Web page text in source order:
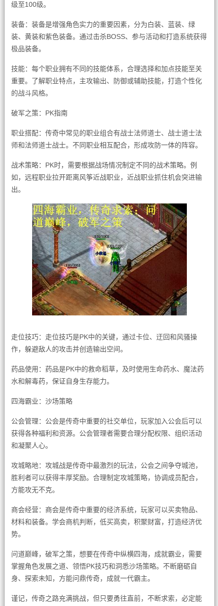
级至100级。
装备：装备是增强角色实力的重要因素，分为白装、蓝装、绿
装、黄装和紫色装备。通过击杀BOSS、参与活动和打造系统获得
极品装备。
技能：每个职业拥有不同的技能体系，合理选择和加点技能至关
重要。了解职业特点，主攻输出、防御或辅助技能，打造个性化
的战斗风格。
破军之策：PK指南
职业搭配：传奇中常见的职业组合有战士法师道士、战士道士法
师和法师道士战士。不同职业相互配合，形成攻防一体的阵容。
战术策略：PK时，需要根据战场情况制定不同的战术策略。例
如，远程职业拉开距离风筝近战职业，近战职业抓住机会突进输
出。
走位技巧：走位技巧是PK中的关键，通过卡位、迂回和风骚操
作，躲避敌人的攻击并创造输出空间。
药品使用：药品是PK中的救命稻草，及时使用生命药水、魔法药
水和解毒药，保证自身生存能力。
四海霸业：沙场策略
公会管理：公会是传奇中重要的社交单位，玩家加入公会后可以
获得各种福利和资源。公会管理者需要合理分配权限、组织活动
和凝聚人心。
攻城略地：攻城战是传奇中最激烈的玩法，公会之间争夺城池，
胜利者可以获得丰厚奖励。合理制定攻城策略，协调成员配合，
方能攻无不克。
商会经营：商会是传奇中重要的经济系统，玩家可以买卖物品、
材料和装备。学会商机判断，低买高卖，积聚财富，打造经济优
势。
问道巅峰，破军之策，想要在传奇中纵横四海，成就霸业，需要
掌握角色发展之道、领悟PK技巧和洞悉沙场策略。不断磨砺自
身、探索未知，方能问鼎传奇，成就一代霸主。
谨记，传奇之路充满挑战，但只要勇往直前，不断求索，必定能